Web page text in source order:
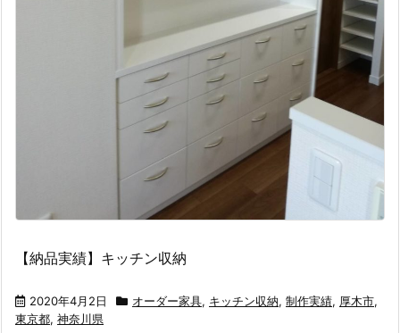
【納品実績】キッチン収納
2020年4月2日 オーダー家具, キッチン収納, 制作実績, 厚木市,
東京都, 神奈川県